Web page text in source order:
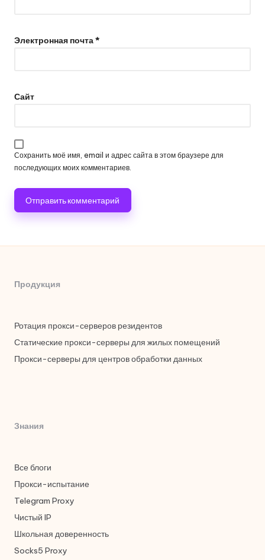
Электронная почта*
Сайт
Сохранить моё имя, email и адрес сайта в этом браузере для
последующих моих комментариев.
Продукция
Ротация прокси-серверов резидентов
Статические прокси-серверы для жилых помещений
Прокси-серверы для центров обработки данных
Знания
Все блоги
Прокси-испытание
Telegram Proxy
Чистый IP
Школьная доверенность
Socks5 Proxy